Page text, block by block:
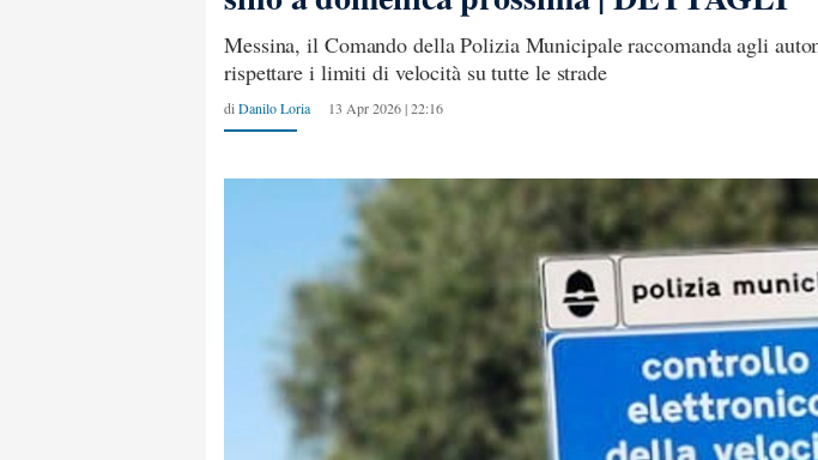
Messina, il Comando della Polizia Municipale raccomanda agli
rispettare i limiti di velocità su tutte le strade
di Danilo Loria 13 Apr 2026 | 22:16